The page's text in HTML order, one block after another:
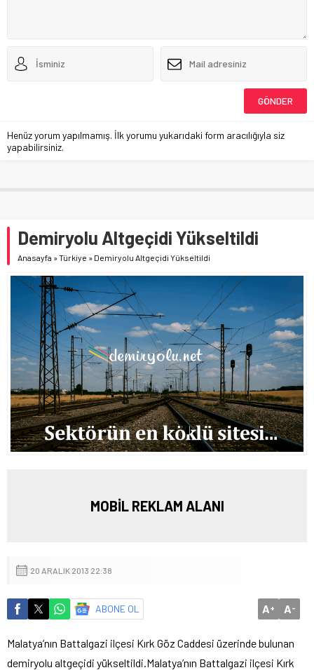
Henüz yorum yapılmamış. İlk yorumu yukarıdaki form aracılığıyla siz
yapabilirsiniz.
Demiryolu Altgeçidi Yükseltildi
Anasayfa »Türkiye » Demiryolu Altgeçidi Yükseltildi
MOBİL REKLAM ALANI
20 ARALIK 2013 22:38
ABONE OL A+ A-
Malatya’nın Battalgazi ilçesi Kırk Göz Caddesi üzerinde bulunan
demiryolu altgeçidi yükseltildi. Malatya’nın Battalgazi ilçesi Kırk